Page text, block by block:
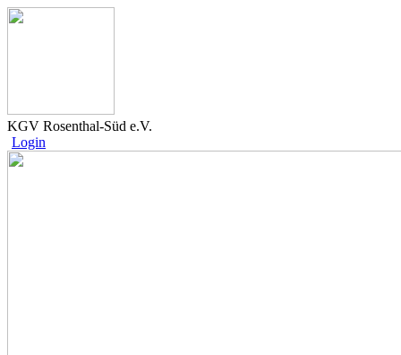
KGV Rosenthal-Süd e.V.
Login